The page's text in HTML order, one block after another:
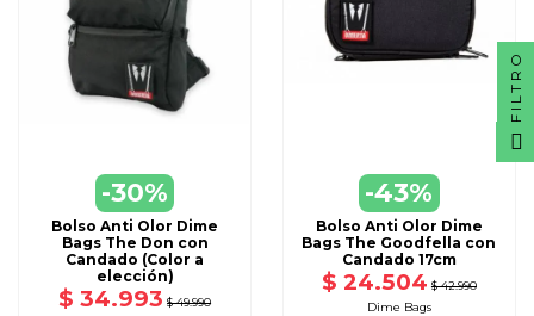
-30%
Bolso Anti Olor Dime
Bags The Don con
Candado (Color a
elección)
$ 34.993 $ 49.990
-43%
Bolso Anti Olor Dime
Bags The Goodfella con
Candado 17cm
$ 24.504 $ 42.990
Dime Bags
FILTRO